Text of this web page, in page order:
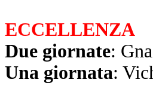
ECCELLENZA
Due giornate:
Una giornata: